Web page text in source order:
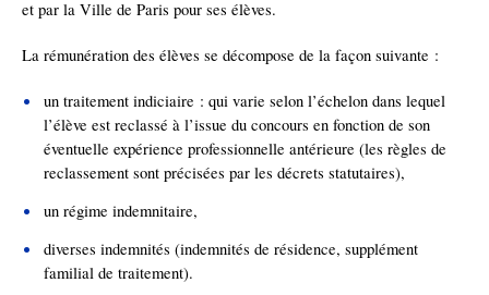
et par la Ville de Paris pour ses élèves.
La rémunération des élèves se décompose de la façon suivante :
un traitement indiciaire : qui varie selon l’échelon dans lequel
l’élève est reclassé à l’issue du concours en fonction de son
éventuelle expérience professionnelle antérieure (les règles de
reclassement sont précisées par les décrets statutaires),
un régime indemnitaire,
diverses indemnités (indemnités de résidence, supplément
familial de traitement).